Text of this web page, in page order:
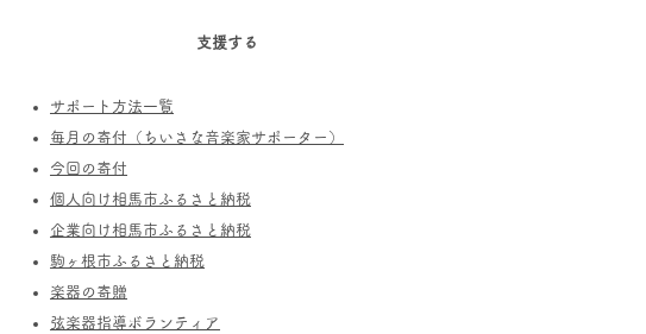
支援する
サポート方法一覧
​毎月の寄付（ちいさな音楽家サポーター）
今回の寄付
個人向け相馬市ふるさと納税
企業向け相馬市ふるさと納税
駒ヶ根市ふるさと納税
楽器の寄贈
​弦楽器指導ボランティア